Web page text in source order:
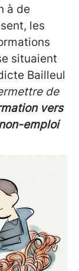
à de
les
situaient
Bailleul
de
vers
emploi